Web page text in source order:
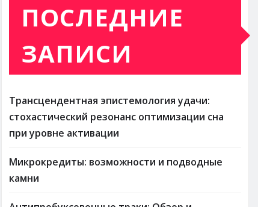
ПОСЛЕДНИЕ
ЗАПИСИ
Трансцендентная эпистемология удачи:
стохастический резонанс оптимизации сна
при уровне активации
Микрокредиты: возможности и подводные
камни